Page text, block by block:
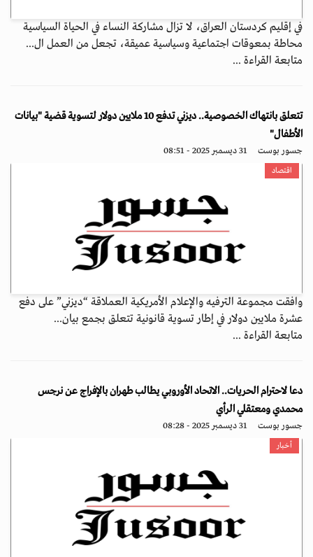
في إقليم كردستان العراق، لا تزال مشاركة النساء في الحياة السياسية
محاطة بمعوقات اجتماعية وسياسية عميقة، تجعل من العمل ال...
متابعة القراءة ...
تتعلق بانتهاك الخصوصية.. ديزني تدفع 10 ملايين دولار لتسوية قضية "بيانات
الأطفال"
جسور بوست 31 ديسمبر 2025 - 08:51
اقتصاد
وافقت مجموعة الترفيه والإعلام الأمريكية العملاقة “ديزني” على دفع
عشرة ملايين دولار في إطار تسوية قانونية تتعلق بجمع بيان...
متابعة القراءة ...
دعا لاحترام الحريات.. الاتحاد الأوروبي يطالب طهران بالإفراج عن نرجس
محمدي ومعتقلي الرأي
جسور بوست 31 ديسمبر 2025 - 08:28
أخبار